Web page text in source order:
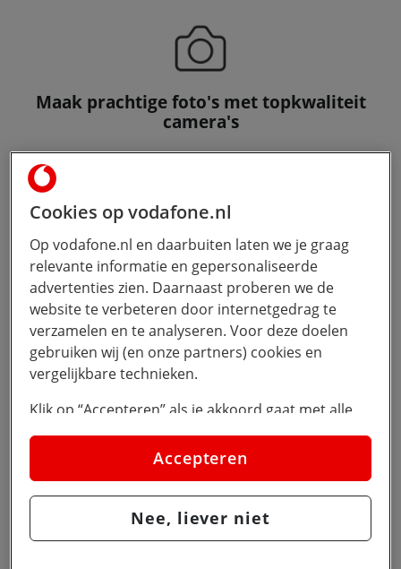
Maak prachtige foto's met topkwaliteit
camera's
Top performance met de krachtige Tensor
G5 chip
Android besturingssysteem inclusief 7 jaar
Gemini. Je ingebouwde AI-assistent
Cookies op vodafone.nl
Op vodafone.nl en daarbuiten laten we je graag
relevante informatie en gepersonaliseerde
advertenties zien. Daarnaast proberen we de
website te verbeteren door internetgedrag te
verzamelen en te analyseren. Voor deze doelen
gebruiken wij (en onze partners) cookies en
vergelijkbare technieken.
Klik op “Accepteren” als je akkoord gaat met alle
cookies. Kies je voor “Nee, liever niet”, dan
plaatsen we alleen strikt noodzakelijke cookies om
de website goed te laten werken. Dat betekent dat
we geen vormen van personalisatie toepassen.
Via cookie instellingen kan je zelf bepalen welke
Accepteren
Nee, liever niet